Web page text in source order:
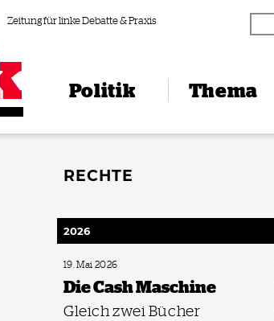
Zeitung für linke Debatte & Praxis
Politik Thema
RECHTE
2026
19. Mai 2026
Die Cash Maschine
Gleich zwei Bücher